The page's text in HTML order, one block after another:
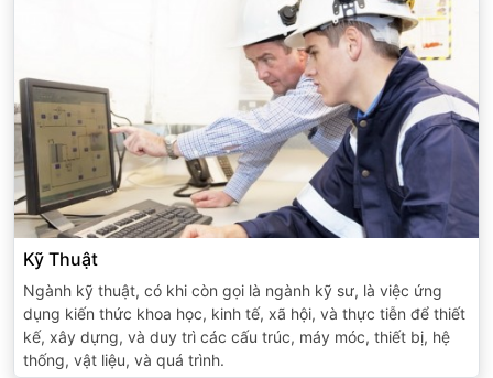
Kỹ Thuật
Ngành kỹ thuật, có khi còn gọi là ngành kỹ sư, là việc ứng
dụng kiến thức khoa học, kinh tế, xã hội, và thực tiễn để thiết
kế, xây dựng, và duy trì các cấu trúc, máy móc, thiết bị, hệ
thống, vật liệu, và quá trình.